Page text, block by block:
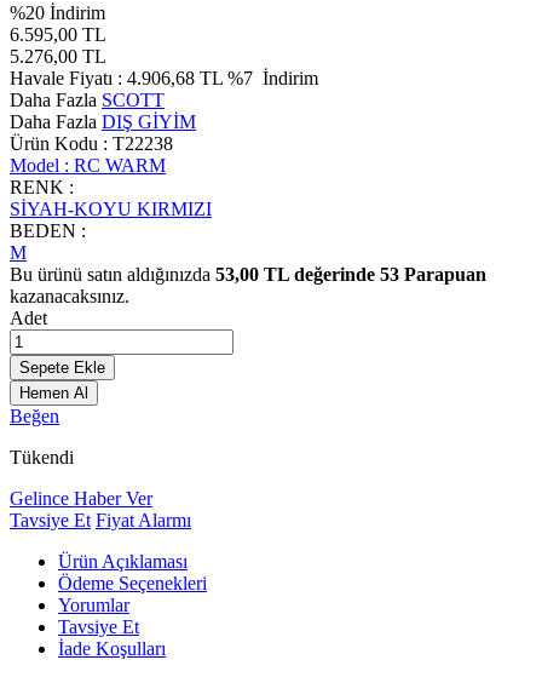
%20 İndirim
6.595,00 TL
5.276,00 TL
Havale Fiyatı : 4.906,68 TL %7 İndirim
Daha Fazla SCOTT
Daha Fazla DIŞ GİYİM
Ürün Kodu : T22238
Model : RC WARM
RENK :
SİYAH-KOYU KIRMIZI
BEDEN :
M
Bu ürünü satın aldığınızda 53,00 TL değerinde 53 Parapuan
kazanacaksınız.
Adet
Sepete Ekle
Hemen Al
Beğen
Tükendi
Gelince Haber Ver
Tavsiye Et Fiyat Alarmı
Ürün Açıklaması
Ödeme Seçenekleri
Yorumlar
Tavsiye Et
İade Koşulları